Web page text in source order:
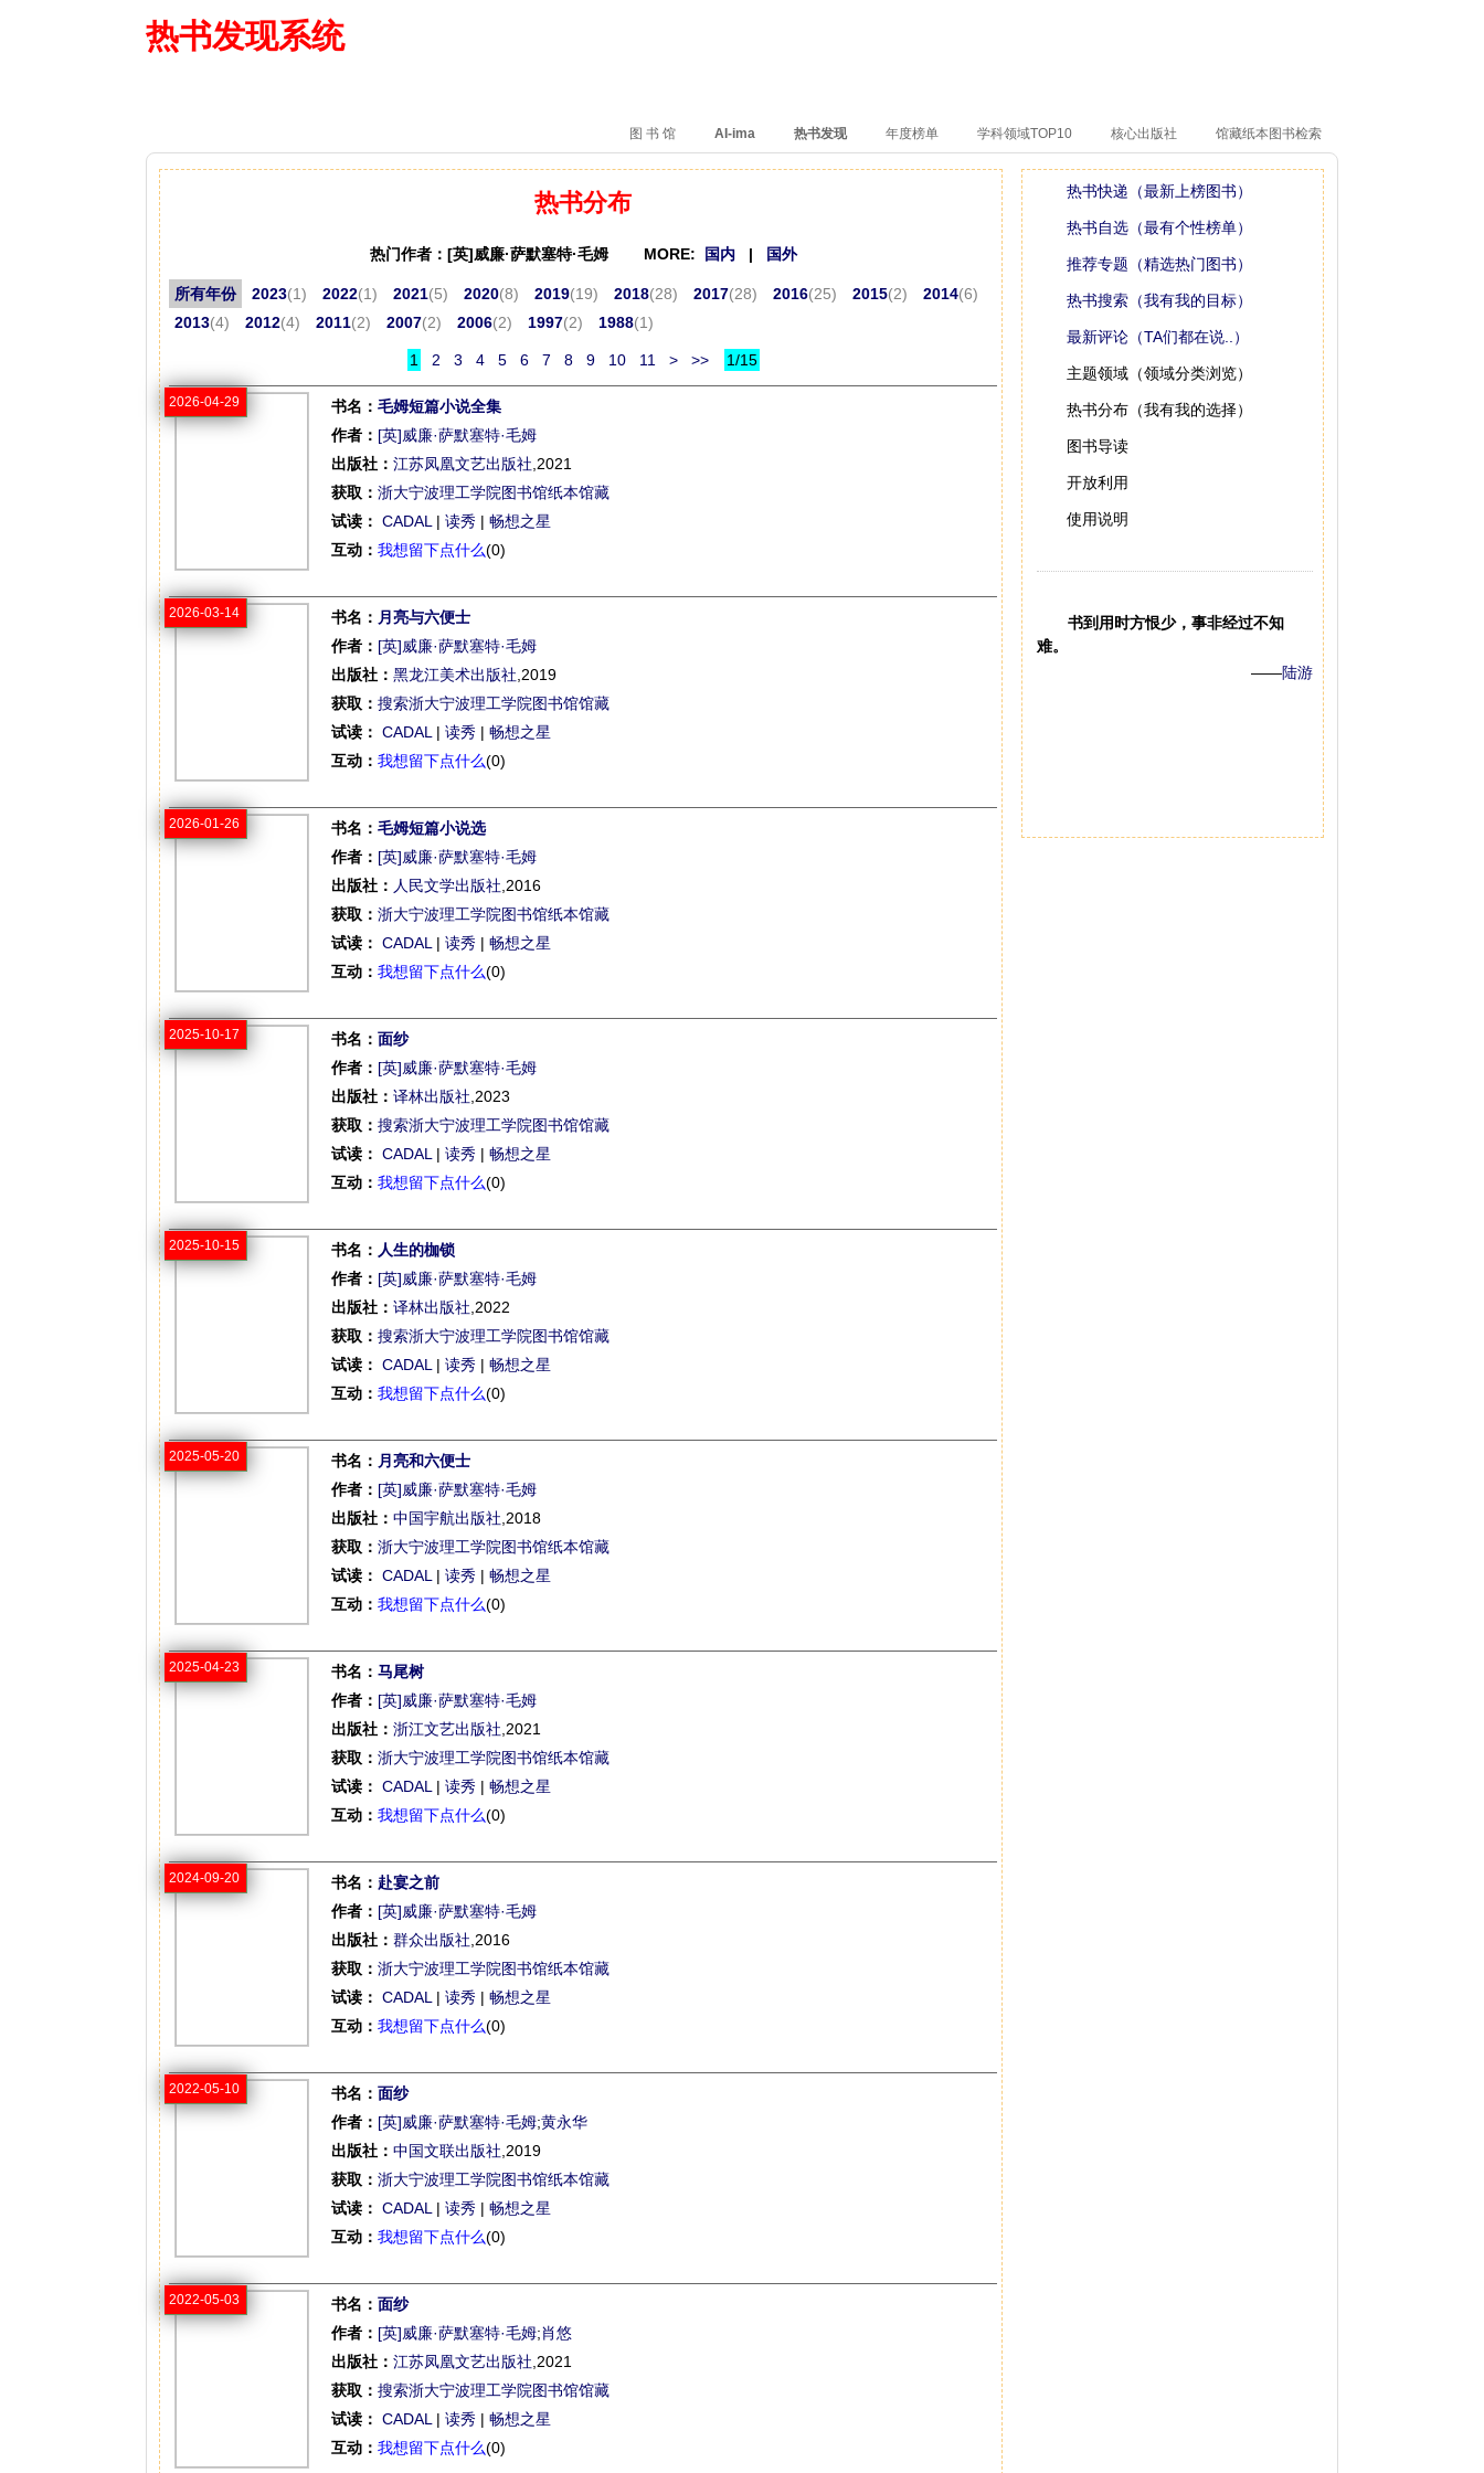
热书发现系统
图 书 馆 AI-ima 热书发现 年度榜单 学科领域TOP10 核心出版社 馆藏纸本图书检索
热书分布
热门作者：[英]威廉·萨默塞特·毛姆 MORE: 国内| 国外
所有年份 2023(1) 2022(1) 2021(5) 2020(8) 2019(19) 2018(28) 2017(28) 2016(25) 2015(2) 2014(6)
2013(4) 2012(4) 2011(2) 2007(2) 2006(2) 1997(2) 1988(1)
1 2 3 4 5 6 7 8 9 10 11 > >> 1/15
2026-04-29 书名： 毛姆短篇小说全集
作者： [英]威廉·萨默塞特·毛姆
出版社： 江苏凤凰文艺出版社 ,2021
获取： 浙大宁波理工学院图书馆纸本馆藏
试读： CADAL | 读秀 | 畅想之星
互动： 我想留下点什么(0)
2026-03-14 书名： 月亮与六便士
作者： [英]威廉·萨默塞特·毛姆
出版社： 黑龙江美术出版社 ,2019
获取： 搜索浙大宁波理工学院图书馆馆藏
试读： CADAL | 读秀 | 畅想之星
互动： 我想留下点什么(0)
2026-01-26 书名： 毛姆短篇小说选
作者： [英]威廉·萨默塞特·毛姆
出版社： 人民文学出版社 ,2016
获取： 浙大宁波理工学院图书馆纸本馆藏
试读： CADAL | 读秀 | 畅想之星
互动： 我想留下点什么(0)
2025-10-17 书名： 面纱
作者： [英]威廉·萨默塞特·毛姆
出版社： 译林出版社 ,2023
获取： 搜索浙大宁波理工学院图书馆馆藏
试读： CADAL | 读秀 | 畅想之星
互动： 我想留下点什么(0)
2025-10-15 书名： 人生的枷锁
作者： [英]威廉·萨默塞特·毛姆
出版社： 译林出版社 ,2022
获取： 搜索浙大宁波理工学院图书馆馆藏
试读： CADAL | 读秀 | 畅想之星
互动： 我想留下点什么(0)
2025-05-20 书名： 月亮和六便士
作者： [英]威廉·萨默塞特·毛姆
出版社： 中国宇航出版社 ,2018
获取： 浙大宁波理工学院图书馆纸本馆藏
试读： CADAL | 读秀 | 畅想之星
互动： 我想留下点什么(0)
2025-04-23 书名： 马尾树
作者： [英]威廉·萨默塞特·毛姆
出版社： 浙江文艺出版社 ,2021
获取： 浙大宁波理工学院图书馆纸本馆藏
试读： CADAL | 读秀 | 畅想之星
互动： 我想留下点什么(0)
2024-09-20 书名： 赴宴之前
作者： [英]威廉·萨默塞特·毛姆
出版社： 群众出版社 ,2016
获取： 浙大宁波理工学院图书馆纸本馆藏
试读： CADAL | 读秀 | 畅想之星
互动： 我想留下点什么(0)
2022-05-10 书名： 面纱
作者： [英]威廉·萨默塞特·毛姆;黄永华
出版社： 中国文联出版社 ,2019
获取： 浙大宁波理工学院图书馆纸本馆藏
试读： CADAL | 读秀 | 畅想之星
互动： 我想留下点什么(0)
2022-05-03 书名： 面纱
作者： [英]威廉·萨默塞特·毛姆;肖悠
出版社： 江苏凤凰文艺出版社 ,2021
获取： 搜索浙大宁波理工学院图书馆馆藏
试读： CADAL | 读秀 | 畅想之星
互动： 我想留下点什么(0)
热书快递（最新上榜图书）
热书自选（最有个性榜单）
推荐专题（精选热门图书）
热书搜索（我有我的目标）
最新评论（TA们都在说..）
主题领域（领域分类浏览）
热书分布（我有我的选择）
图书导读
开放利用
使用说明
书到用时方恨少，事非经过不知
难。
——陆游